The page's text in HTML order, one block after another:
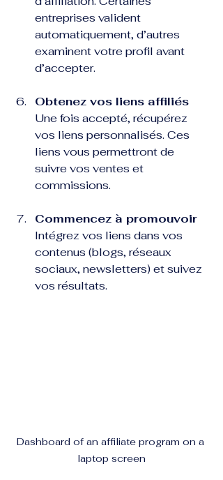
entreprises valident
automatiquement, d’autres
examinent votre profil avant
d’accepter.
Obtenez vos liens affiliés
Une fois accepté, récupérez
vos liens personnalisés. Ces
liens vous permettront de
suivre vos ventes et
commissions.
Commencez à promouvoir
Intégrez vos liens dans vos
contenus (blogs, réseaux
sociaux, newsletters) et suivez
vos résultats.
Dashboard of an affiliate program on a
laptop screen